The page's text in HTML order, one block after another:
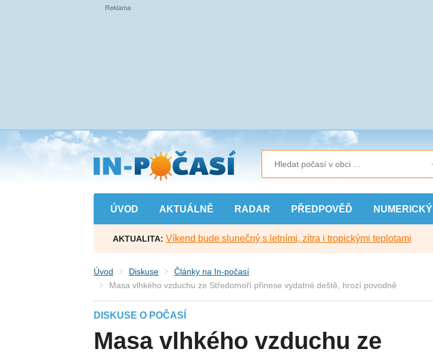
Přejít
na
hlavní
obsah
ÚVOD AKTUÁLNĚ RADAR PŘEDPOVĚĎ NUMERICKÝ
AKTUALITA: Víkend bude slunečný s letními, zítra i tropickými teplotami
Úvod Diskuse
Články na In-počasí
Masa vlhkého vzduchu ze Středomoří přinese vydatné deště, hrozí povodně
DISKUSE O POČASÍ
Masa vlhkého vzduchu ze